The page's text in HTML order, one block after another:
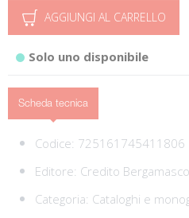
AGGIUNGI AL CARRELLO
Solo uno disponibile
Scheda tecnica
Codice: 725161745411806
Editore: Credito Bergamasco
Categoria: Cataloghi e